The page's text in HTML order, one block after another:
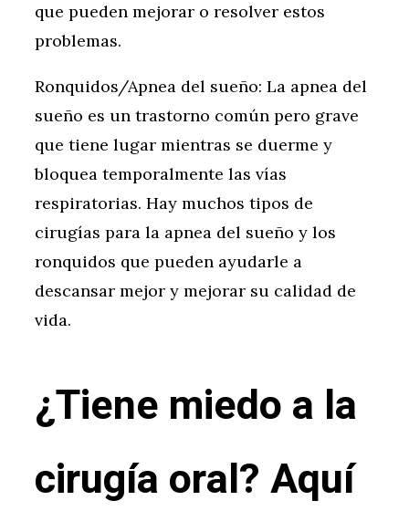
que pueden mejorar o resolver estos
problemas.
Ronquidos/Apnea del sueño: La apnea del
sueño es un trastorno común pero grave
que tiene lugar mientras se duerme y
bloquea temporalmente las vías
respiratorias. Hay muchos tipos de
cirugías para la apnea del sueño y los
ronquidos que pueden ayudarle a
descansar mejor y mejorar su calidad de
vida.
¿Tiene miedo a la
cirugía oral? Aquí